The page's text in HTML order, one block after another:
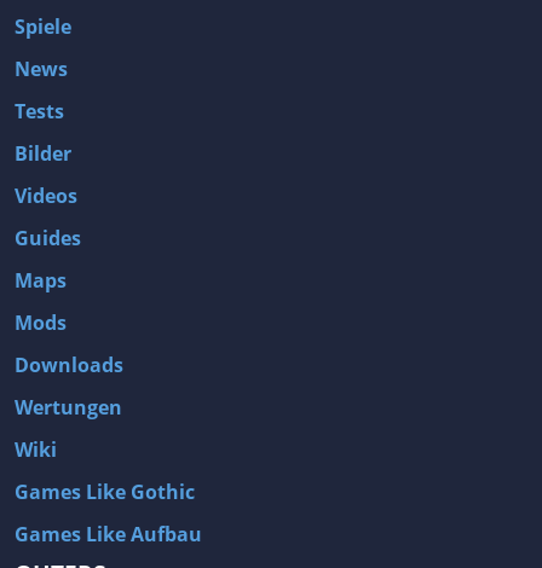
Spiele
News
Tests
Bilder
Videos
Guides
Maps
Mods
Downloads
Wertungen
Wiki
Games Like Gothic
Games Like Aufbau